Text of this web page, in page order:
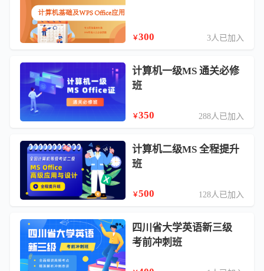
￥300 3人已加入
计算机一级MS 通关必修
班
￥350 288人已加入
计算机二级MS 全程提升
班
￥500 128人已加入
四川省大学英语新三级
考前冲刺班